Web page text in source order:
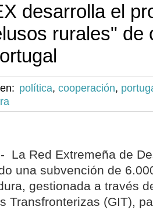
desarrolla el
rurales" de
política, cooperación,
La Red Extremeña de
una subvención de
gestionada a través
Transfronterizas (GIT),